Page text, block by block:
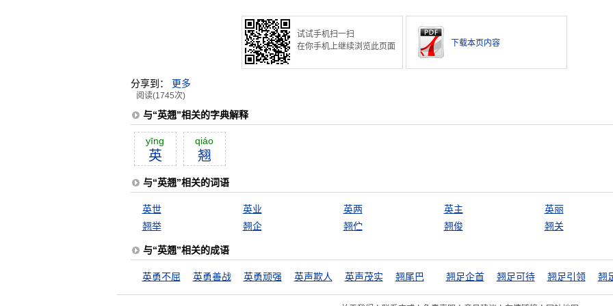
试试手机扫一扫
在你手机上继续浏览此页面
下载本页内容
分享到： 更多
阅读(1745次)
与“英翘”相关的字典解释
yīng
英
qiáo
翘
与“英翘”相关的词语
英世 英业 英两 英主
英丽
翘举
翘企 翘伫 翘俊 翘关
与“英翘”相关的成语
英勇不屈 英勇善战 英勇顽强 英声欺人 英声茂实 翘尾巴 翘足企首 翘足可待 翘足引领 翘